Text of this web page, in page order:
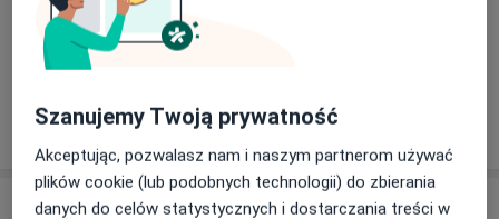
Telefon
22 566...
Pokaż więcej
Akceptowane ubezpieczenia
Szanujemy Twoją prywatność
Akceptując, pozwalasz nam i naszym partnerom używać
plików cookie (lub podobnych technologii) do zbierania
danych do celów statystycznych i dostarczania treści w